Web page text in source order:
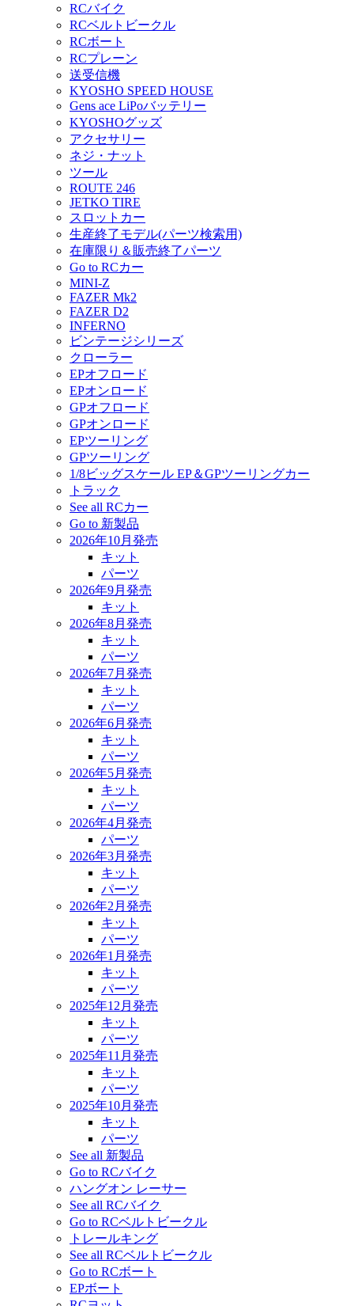
RCバイク
RCベルトビークル
RCボート
RCプレーン
送受信機
KYOSHO SPEED HOUSE
Gens ace LiPoバッテリー
KYOSHOグッズ
アクセサリー
ネジ・ナット
ツール
ROUTE 246
JETKO TIRE
スロットカー
生産終了モデル(パーツ検索用)
在庫限り＆販売終了パーツ
Go to RCカー
MINI-Z
FAZER Mk2
FAZER D2
INFERNO
ビンテージシリーズ
クローラー
EPオフロード
EPオンロード
GPオフロード
GPオンロード
EPツーリング
GPツーリング
1/8ビッグスケール EP＆GPツーリングカー
トラック
See all RCカー
Go to 新製品
2026年10月発売
キット
パーツ
2026年9月発売
キット
2026年8月発売
キット
パーツ
2026年7月発売
キット
パーツ
2026年6月発売
キット
パーツ
2026年5月発売
キット
パーツ
2026年4月発売
パーツ
2026年3月発売
キット
パーツ
2026年2月発売
キット
パーツ
2026年1月発売
キット
パーツ
2025年12月発売
キット
パーツ
2025年11月発売
キット
パーツ
2025年10月発売
キット
パーツ
See all 新製品
Go to RCバイク
ハングオン レーサー
See all RCバイク
Go to RCベルトビークル
トレールキング
See all RCベルトビークル
Go to RCボート
EPボート